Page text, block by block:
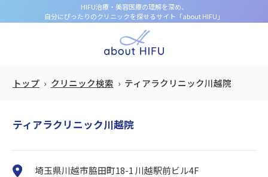
HIFU治療・美容医療の理解を深め、
自分にぴったりのクリニックを探せるサイト「about HIFU」
トップ クリニック検索 ティアラクリニック川越院
ティアラクリニック川越院
埼玉県川越市脇田町18-1 川越駅前ビル4F